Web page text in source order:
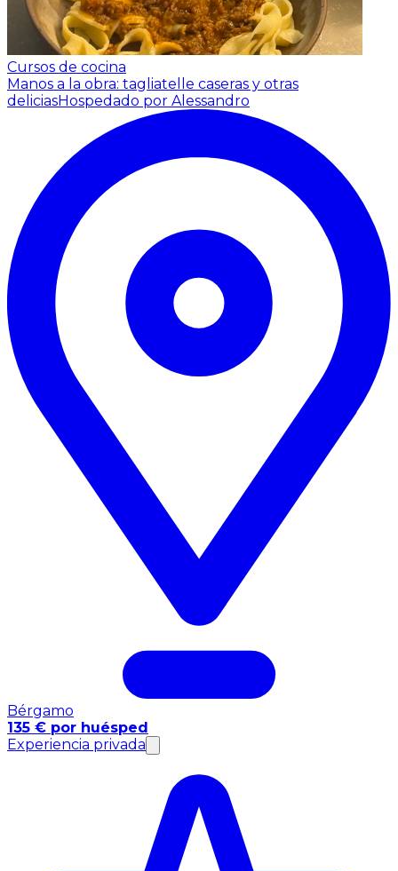
Cursos de cocina
Manos a la obra: tagliatelle caseras y otras
deliciasHospedado por Alessandro
Bérgamo
135 € por huésped
Experiencia privada